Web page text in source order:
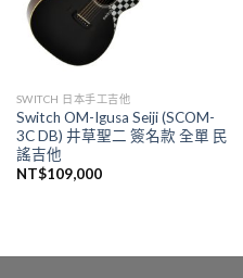
SWITCH 日本手工吉他
Switch OM-Igusa Seiji (SCOM-
3C DB) 井草聖二 簽名款 全單 民
謠吉他
NT$109,000